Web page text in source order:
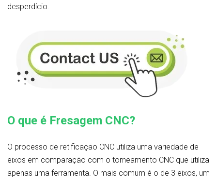
desperdício.
O que é Fresagem CNC?
O processo de retificação CNC utiliza uma variedade de
eixos em comparação com o torneamento CNC que utiliza
apenas uma ferramenta. O mais comum é o de 3 eixos, um